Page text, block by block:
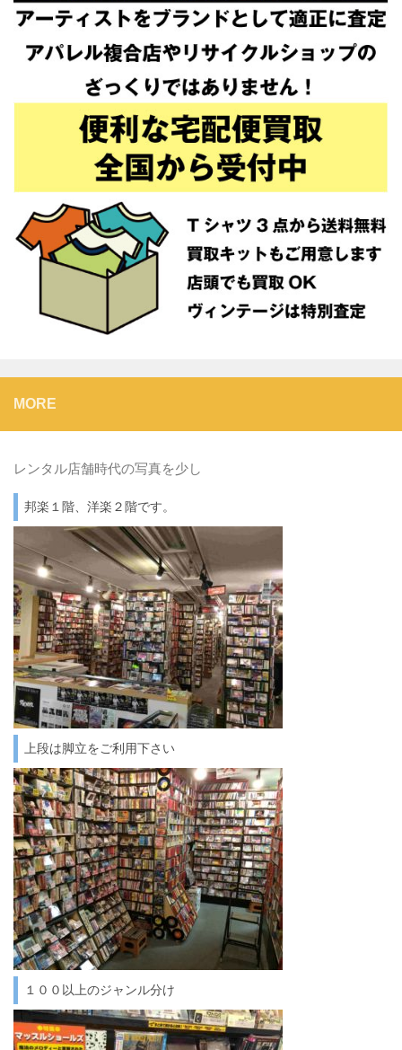
MORE
レンタル店舗時代の写真を少し
邦楽１階、洋楽２階です。
上段は脚立をご利用下さい
１００以上のジャンル分け